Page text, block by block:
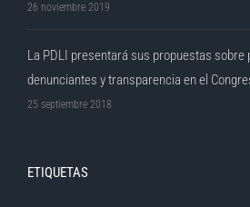
26 noviembre 2019
La PDLI presentará sus propuestas sobre
denunciantes y transparencia en el
25 septiembre 2018
ETIQUETAS